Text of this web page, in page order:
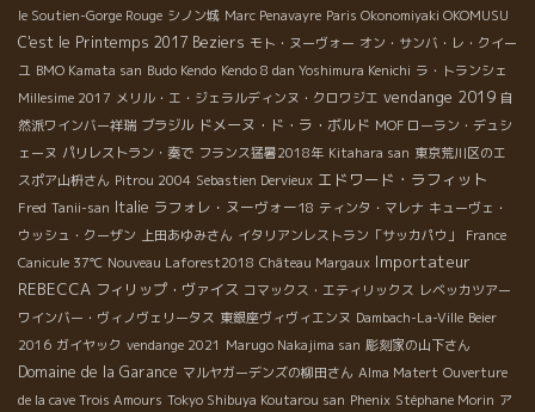
le Soutien-Gorge Rouge シノン城 Marc Penavayre Paris Okonomiyaki OKOMUSU
C'est le Printemps 2017 Beziers モト・ヌーヴォー オン・サンバ・レ・クイー
ユ BMO Kamata san Budo Kendo Kendo 8 dan Yoshimura Kenichi ラ・トランシェ
Millesime 2017 メリル・エ・ジェラルディンヌ・クロワジエ vendange 2019 自
然派ワインバー祥瑞 ブラジル ドメーヌ・ド・ラ・ボルド MOF ローラン・デュシ
ェーヌ パリレストラン・奏で フランス猛暑2018年 Kitahara san 東京荒川区のエ
スポア山枡さん Pitrou 2004 Sebastien Dervieux エドワード・ラフィット
Fred Tanii-san Italie ラフォレ・ヌーヴォー18 ティンタ・マレナ キューヴェ・
ウッシュ・クーザン
上田あゆみさん イタリアンレストラン「サッカパウ」
France
Canicule 37℃ Nouveau Laforest2018 Château Margaux Importateur
REBECCA フィリップ・ヴァイス コマックス・エティリックス レベッカツアー
ワインバー・ヴィノヴェリータス 東銀座ヴィヴィエンヌ Dambach-La-Ville Beier
2016 ガイヤック vendange 2021 Marugo Nakajima san 彫刻家の山下さん
Domaine de la Garance マルヤガーデンズの柳田さん Alma Matert Ouverture
de la cave Trois Amours Tokyo Shibuya Koutarou san Phenix Stéphane Morin ア